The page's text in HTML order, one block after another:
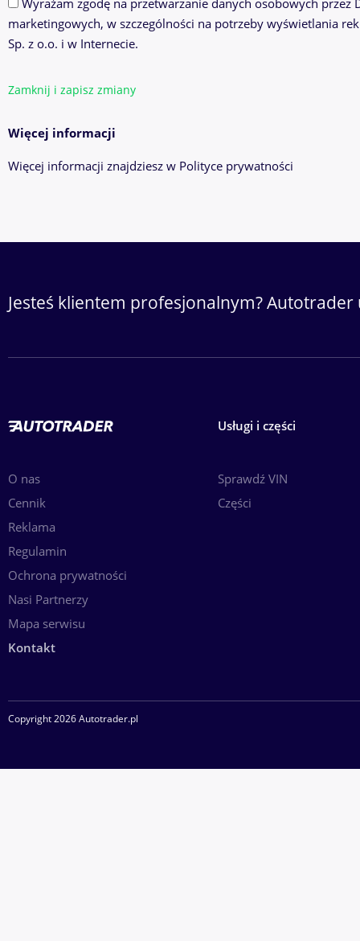
Wyrażam zgodę na przetwarzanie danych osobowych przez
marketingowych, w szczególności na potrzeby wyświetlania
Sp. z o.o. i w Internecie.
Zamknij i zapisz zmiany
Więcej informacji
Więcej informacji znajdziesz w Polityce prywatności
Jesteś klientem profesjonalnym?
O nas
Cennik
Reklama
Regulamin
Ochrona prywatności
Nasi Partnerzy
Mapa serwisu
Kontakt
Usługi i części
Sprawdź VIN
Części
Copyright 2026 Autotrader.pl